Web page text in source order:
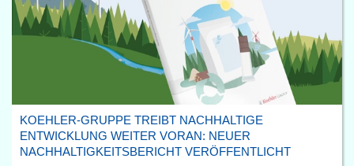
KOEHLER-GRUPPE TREIBT NACHHALTIGE
ENTWICKLUNG WEITER VORAN: NEUER
NACHHALTIGKEITSBERICHT VERÖFFENTLICHT